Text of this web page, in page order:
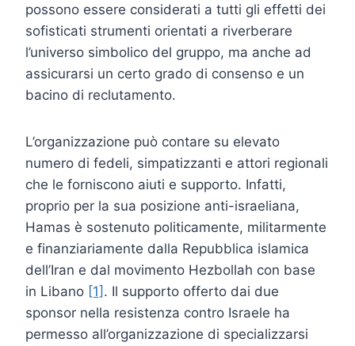
possono essere considerati a tutti gli effetti dei
sofisticati strumenti orientati a riverberare
l’universo simbolico del gruppo, ma anche ad
assicurarsi un certo grado di consenso e un
bacino di reclutamento.
L’organizzazione può contare su elevato
numero di fedeli, simpatizzanti e attori regionali
che le forniscono aiuti e supporto. Infatti,
proprio per la sua posizione anti-israeliana,
Hamas è sostenuto politicamente, militarmente
e finanziariamente dalla Repubblica islamica
dell’Iran e dal movimento Hezbollah con base
in Libano [1] . Il supporto offerto dai due
sponsor nella resistenza contro Israele ha
permesso all’organizzazione di specializzarsi